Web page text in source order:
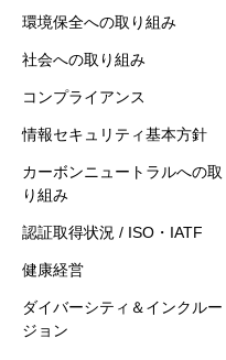
環境保全への取り組み
社会への取り組み
コンプライアンス
情報セキュリティ基本方針
カーボンニュートラルへの取
り組み
認証取得状況 / ISO・IATF
健康経営
ダイバーシティ＆インクルー
ジョン